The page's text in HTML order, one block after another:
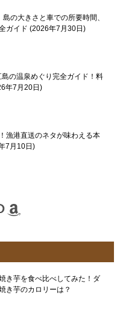
島の大きさと車での所要時間、
ガイド 2026年7月30日
島の温泉めぐり完全ガイド！料
年7月20日
漁港直送のネタが味わえる本
7月10日
Amazon
き芋を食べ比べしてみた！ダ
き芋のカロリーは？